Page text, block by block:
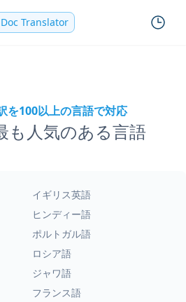
Doc Translator
を100以上の言語で対応
も人気のある言語
イギリス英語
ヒンディー語
ポルトガル語
ロシア語
ジャワ語
フランス語